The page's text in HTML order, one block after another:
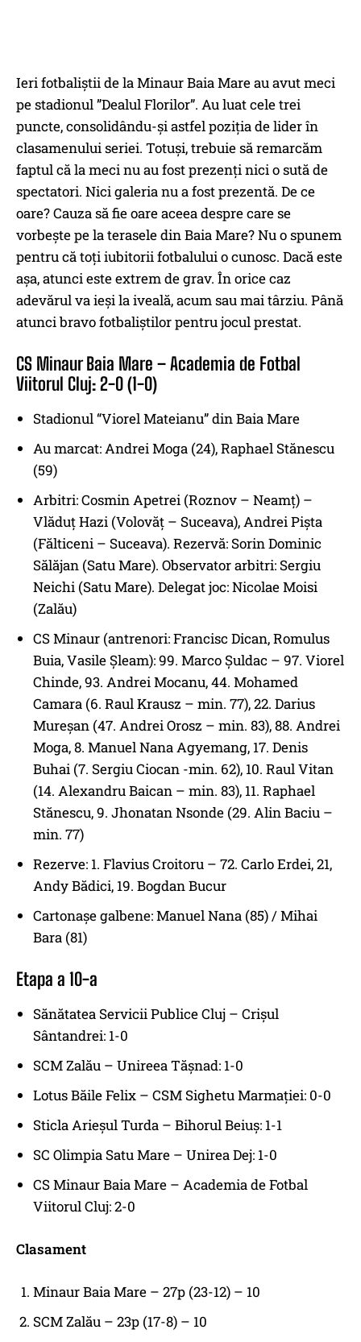
Ieri fotbaliștii de la Minaur Baia Mare au avut meci
pe stadionul ”Dealul Florilor”. Au luat cele trei
puncte, consolidându-și astfel poziția de lider în
clasamenului seriei. Totuși, trebuie să remarcăm
faptul că la meci nu au fost prezenți nici o sută de
spectatori. Nici galeria nu a fost prezentă. De ce
oare? Cauza să fie oare aceea despre care se
vorbește pe la terasele din Baia Mare? Nu o spunem
pentru că toți iubitorii fotbalului o cunosc. Dacă este
așa, atunci este extrem de grav. În orice caz
adevărul va ieși la iveală, acum sau mai târziu. Până
atunci bravo fotbaliștilor pentru jocul prestat.
CS Minaur Baia Mare – Academia de Fotbal
Viitorul Cluj: 2-0 (1-0)
Stadionul “Viorel Mateianu” din Baia Mare
Au marcat: Andrei Moga (24), Raphael Stănescu
(59)
Arbitri: Cosmin Apetrei (Roznov – Neamț) –
Vlăduț Hazi (Volovăț – Suceava), Andrei Pișta
(Fălticeni – Suceava). Rezervă: Sorin Dominic
Sălăjan (Satu Mare). Observator arbitri: Sergiu
Neichi (Satu Mare). Delegat joc: Nicolae Moisi
(Zalău)
CS Minaur (antrenori: Francisc Dican, Romulus
Buia, Vasile Șleam): 99. Marco Șuldac – 97. Viorel
Chinde, 93. Andrei Mocanu, 44. Mohamed
Camara (6. Raul Krausz – min. 77), 22. Darius
Mureșan (47. Andrei Orosz – min. 83), 88. Andrei
Moga, 8. Manuel Nana Agyemang, 17. Denis
Buhai (7. Sergiu Ciocan -min. 62), 10. Raul Vitan
(14. Alexandru Baican – min. 83), 11. Raphael
Stănescu, 9. Jhonatan Nsonde (29. Alin Baciu –
min. 77)
Rezerve: 1. Flavius Croitoru – 72. Carlo Erdei, 21,
Andy Bădici, 19. Bogdan Bucur
Cartonașe galbene: Manuel Nana (85) / Mihai
Bara (81)
Etapa a 10-a
Sănătatea Servicii Publice Cluj – Crișul
Sântandrei: 1-0
SCM Zalău – Unireea Tășnad: 1-0
Lotus Băile Felix – CSM Sighetu Marmației: 0-0
Sticla Arieșul Turda – Bihorul Beiuș: 1-1
SC Olimpia Satu Mare – Unirea Dej: 1-0
CS Minaur Baia Mare – Academia de Fotbal
Viitorul Cluj: 2-0
Clasament
Minaur Baia Mare – 27p (23-12) – 10
SCM Zalău – 23p (17-8) – 10